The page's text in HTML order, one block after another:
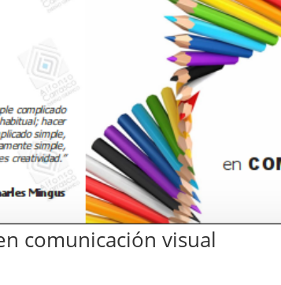
comunicación visual